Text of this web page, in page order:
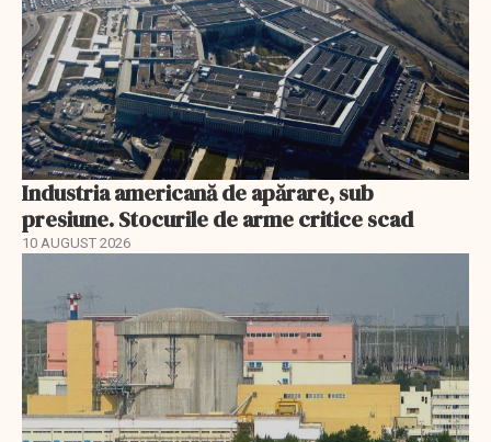
Industria americană de apărare, sub
presiune. Stocurile de arme critice scad
10 AUGUST 2026